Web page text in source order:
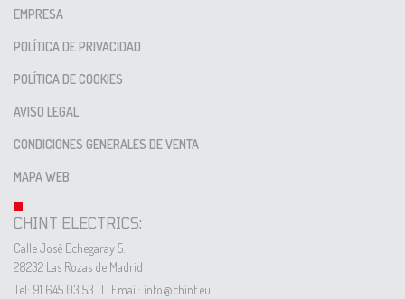
EMPRESA
POLÍTICA DE PRIVACIDAD
POLÍTICA DE COOKIES
AVISO LEGAL
CONDICIONES GENERALES DE VENTA
MAPA WEB
CHINT ELECTRICS:
Calle José Echegaray 5.
28232 Las Rozas de Madrid
Tel: 91 645 03 53 | Email: info@chint.eu